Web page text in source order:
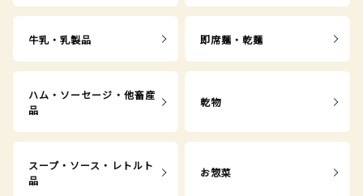
牛乳・乳製品 即席麺・乾麺
ハム・ソーセージ・他畜産
品
乾物
スープ・ソース・レトルト
品
お惣菜